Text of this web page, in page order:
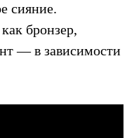
сияние.
бронзер,
— в зависимости